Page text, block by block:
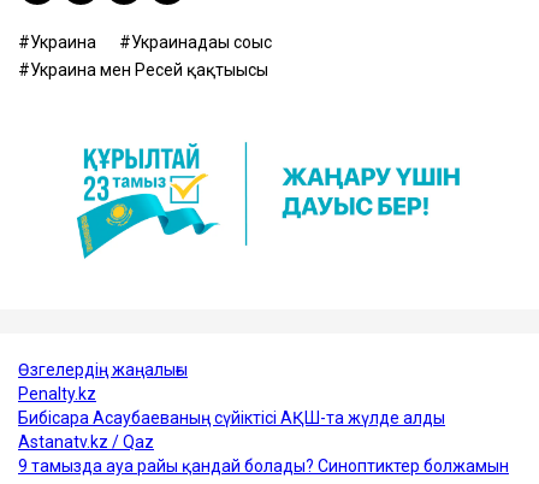
Украина
Украинадағы соғыс
Украина мен Ресей қақтығысы